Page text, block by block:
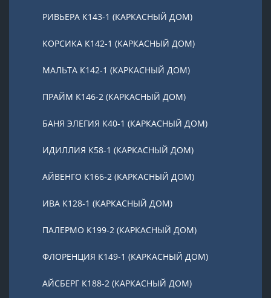
РИВЬЕРА К143-1 (КАРКАСНЫЙ ДОМ)
КОРСИКА К142-1 (КАРКАСНЫЙ ДОМ)
МАЛЬТА К142-1 (КАРКАСНЫЙ ДОМ)
ПРАЙМ К146-2 (КАРКАСНЫЙ ДОМ)
БАНЯ ЭЛЕГИЯ К40-1 (КАРКАСНЫЙ ДОМ)
ИДИЛЛИЯ К58-1 (КАРКАСНЫЙ ДОМ)
АЙВЕНГО К166-2 (КАРКАСНЫЙ ДОМ)
ИВА К128-1 (КАРКАСНЫЙ ДОМ)
ПАЛЕРМО К199-2 (КАРКАСНЫЙ ДОМ)
ФЛОРЕНЦИЯ К149-1 (КАРКАСНЫЙ ДОМ)
АЙСБЕРГ К188-2 (КАРКАСНЫЙ ДОМ)